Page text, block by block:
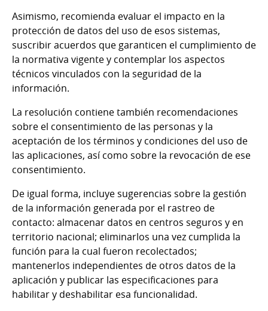
Asimismo, recomienda evaluar el impacto en la
protección de datos del uso de esos sistemas,
suscribir acuerdos que garanticen el cumplimiento de
la normativa vigente y contemplar los aspectos
técnicos vinculados con la seguridad de la
información.
La resolución contiene también recomendaciones
sobre el consentimiento de las personas y la
aceptación de los términos y condiciones del uso de
las aplicaciones, así como sobre la revocación de ese
consentimiento.
De igual forma, incluye sugerencias sobre la gestión
de la información generada por el rastreo de
contacto: almacenar datos en centros seguros y en
territorio nacional; eliminarlos una vez cumplida la
función para la cual fueron recolectados;
mantenerlos independientes de otros datos de la
aplicación y publicar las especificaciones para
habilitar y deshabilitar esa funcionalidad.